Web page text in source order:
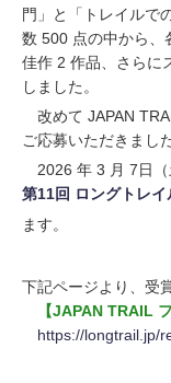
門」と「トレイルで
数 500 点の中から、
佳作 2 作品、さらに
しました。
改めて JAPAN
ご応募いただきました
2026 年 3 月 7日（
第11回 ロングトレイ
ます。
下記ページより、受
【JAPAN TRAIL
https://longtrail.jp/